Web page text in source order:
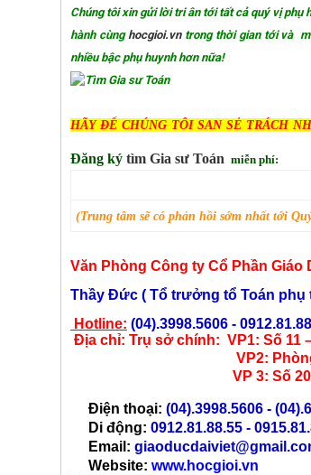
Chúng tôi xin gửi lời tri ân tới tất cả quý vị
hành cùnghocgioi.vntrong thời gian tới và
nhiều bậc phụ huynh hơn nữa!
HÃY ĐỂ CHÚNG TÔI SAN SẺ TRÁCH
Đăng ký tìm Gia sư Toán miễn phí:
(Trung tâm sẽ có phản hồi sớm nhất tới
Văn Phòng Công ty Cổ Phần Giáo
Thầy Đức ( Tổ trưởng tổ Toán phụ
Hotline: (04).3998.5606 -
Địa chỉ: Trụ sở chính: VP1: Số 11
VP2: Phòng C1803 Tòa
VP 3: Số 204 Bà Triệu
Điện thoại: (04).3998.5606 -
Di động: 0912.81.88.55 -
Email:
Website: www.hocgioi.vn